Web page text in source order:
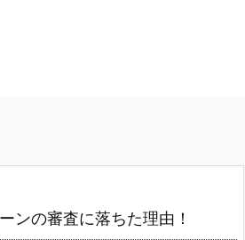
ンの審査に落ちた理由！